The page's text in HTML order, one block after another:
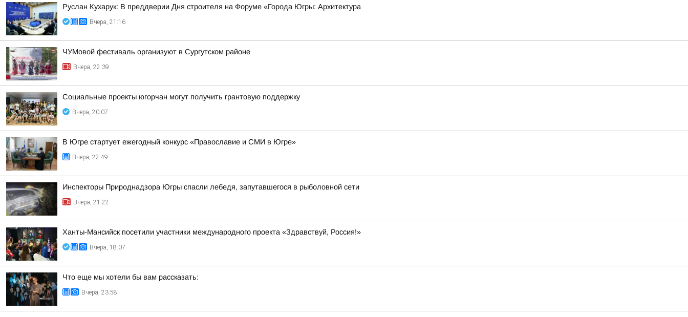
Руслан Кухарук: В преддверии Дня строителя на Форуме «Города Югры: Архитектура
Вчера, 21:16
ЧУМовой фестиваль организуют в Сургутском районе
Вчера, 22:39
Социальные проекты югорчан могут получить грантовую поддержку
Вчера, 20:07
В Югре стартует ежегодный конкурс «Православие и СМИ в Югре»
Вчера, 22:49
Инспекторы Природнадзора Югры спасли лебедя, запутавшегося в рыболовной сети
Вчера, 21:22
Ханты-Мансийск посетили участники международного проекта «Здравствуй, Россия!»
Вчера, 18:07
Что еще мы хотели бы вам рассказать:
Вчера, 23:58